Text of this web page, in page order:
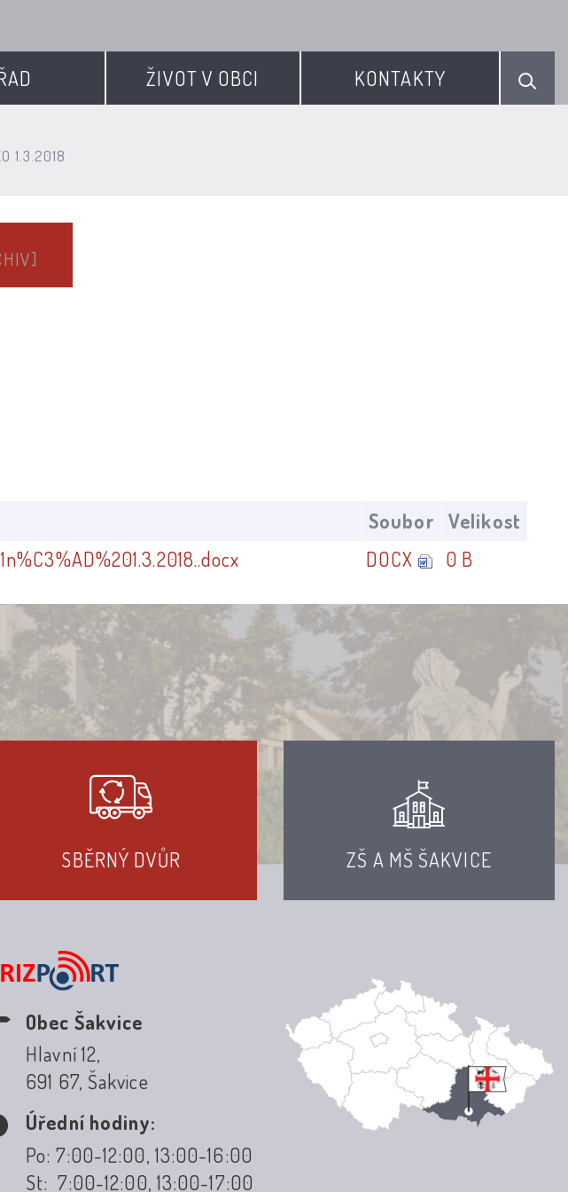
ŽIVOT V OBCI KONTAKTY
1.3.2018
Soubor
Velikost
DOCX 0 B
SBĚRNÝ DVŮR ZŠ A MŠ ŠAKVICE
Obec Šakvice
Hlavní 12,
691 67, Šakvice
Úřední hodiny:
Po: 7:00-12:00, 13:00-16:00
St: 7:00-12:00, 13:00-17:00